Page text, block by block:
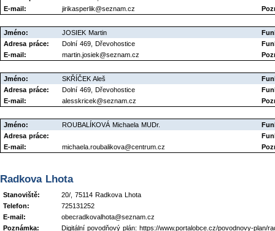
E-mail:
jirikasperlik@seznam.cz
Jméno: JOSIEK Martin
Adresa práce:
Dolní 469, Dřevohostice
E-mail:
martin.josiek@seznam.cz
Jméno: SKŘÍČEK Aleš
Adresa práce:
Dolní 469, Dřevohostice
E-mail:
alesskricek@seznam.cz
Jméno: ROUBALÍKOVÁ Michaela MUDr.
Adresa práce:
E-mail:
michaela.roubalikova@centrum.cz
Radkova Lhota
Stanoviště:
20/, 75114 Radkova Lhota
Telefon:
725131252
E-mail:
obecradkovalhota@seznam.cz
Poznámka:
Digitální povodňový plán: https://www.portalobce.cz/povodnovy-plan/